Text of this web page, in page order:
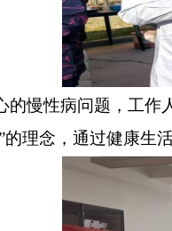
性病问题，工作
的理念，通过健康生